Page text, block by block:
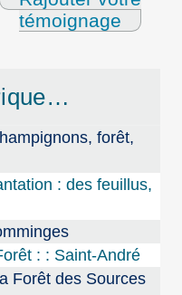
témoignage
forêt,
: des feuillus,
: : Saint-André
Forêt des Sources